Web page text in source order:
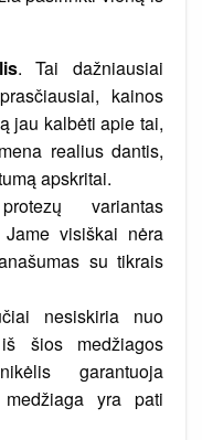
. Tai dažniausiai
kainos
jau kalbėti apie tai,
realius dantis,
apskritai.
variantas
visiškai nėra
su tikrais
nesiskiria nuo
šios medžiagos
garantuoja
yra pati